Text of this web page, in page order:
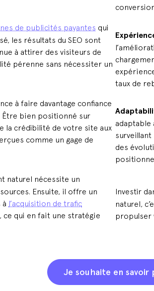
de publicités payantes qui
les résultats du SEO sont
à attirer des visiteurs de
pérenne sans nécessiter un
à faire davantage confiance
Être bien positionné sur
la crédibilité de votre site aux
comme un gage de
naturel nécessite un
Ensuite, il offre un
à l’acquisition de trafic
qui en fait une stratégie
taux de
adaptable
des
Investir
naturel,
propulser
Je souhaite en savoir